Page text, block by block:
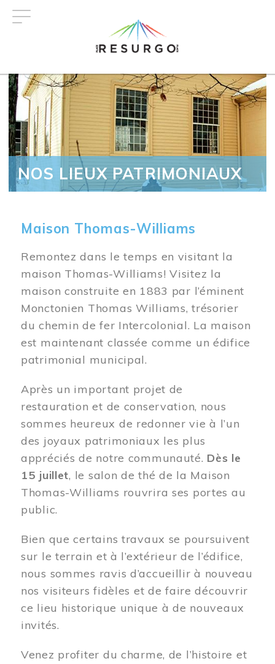
NOS LIEUX PATRIMONIAUX
Maison Thomas-Williams
Remontez dans le temps en visitant la
maison Thomas-Williams! Visitez la
maison construite en 1883 par l’éminent
Monctonien Thomas Williams, trésorier
du chemin de fer Intercolonial. La maison
est maintenant classée comme un édifice
patrimonial municipal.
Après un important projet de
restauration et de conservation, nous
sommes heureux de redonner vie à l’un
des joyaux patrimoniaux les plus
appréciés de notre communauté. Dès le
15 juillet, le salon de thé de la Maison
Thomas-Williams rouvrira ses portes au
public.
Bien que certains travaux se poursuivent
sur le terrain et à l’extérieur de l’édifice,
nous sommes ravis d’accueillir à nouveau
nos visiteurs fidèles et de faire découvrir
ce lieu historique unique à de nouveaux
invités.
Venez profiter du charme, de l’histoire et